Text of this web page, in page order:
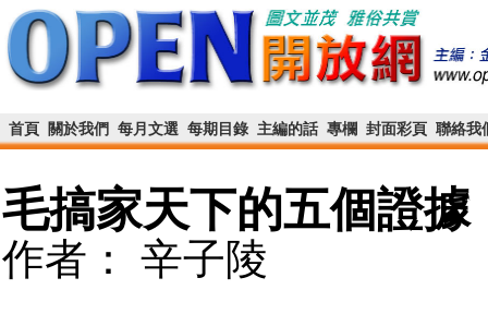
首頁 關於我們 每月文選 每期目錄 主編的話 專欄 封面彩頁 聯絡我
毛搞家天下的五個證據
作者： 辛子陵